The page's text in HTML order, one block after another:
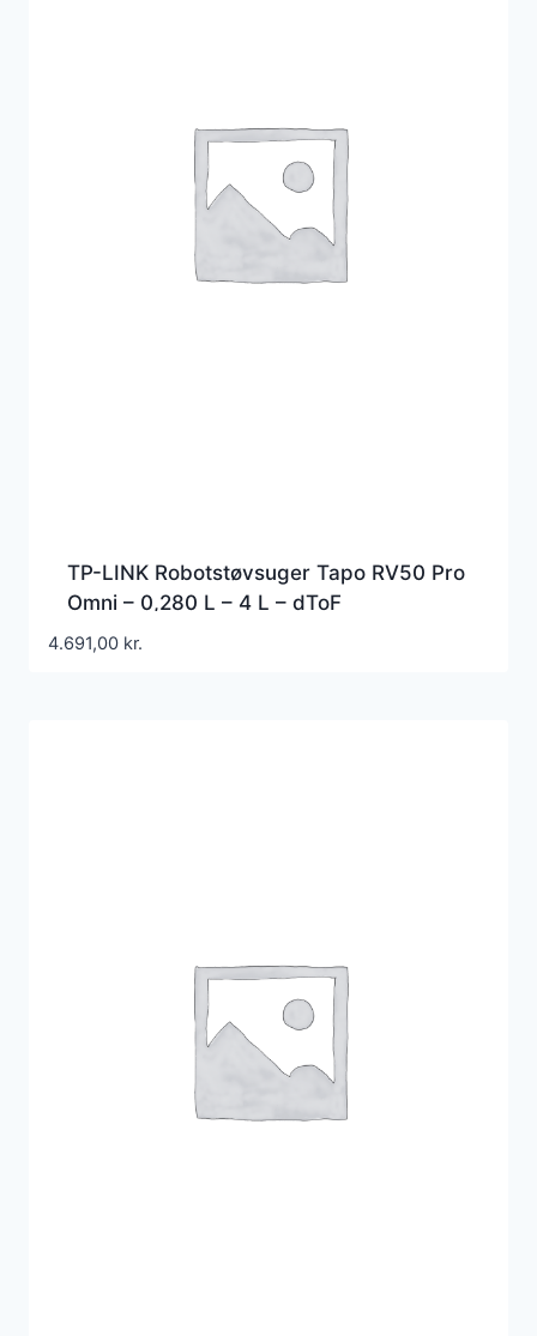
TP-LINK Robotstøvsuger Tapo RV50 Pro
Omni – 0,280 L – 4 L – dToF
4.691,00 kr.